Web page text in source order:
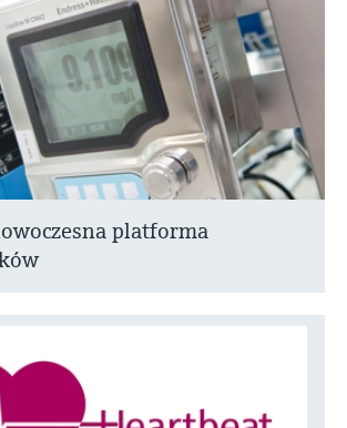
platforma